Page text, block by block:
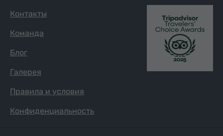
Дилижан
Цахкадзор
Гюмри
Эчмиадзин
Звартноц
Контакты
Команда
Блог
Галерея
Правила и условия
Конфиденциальность